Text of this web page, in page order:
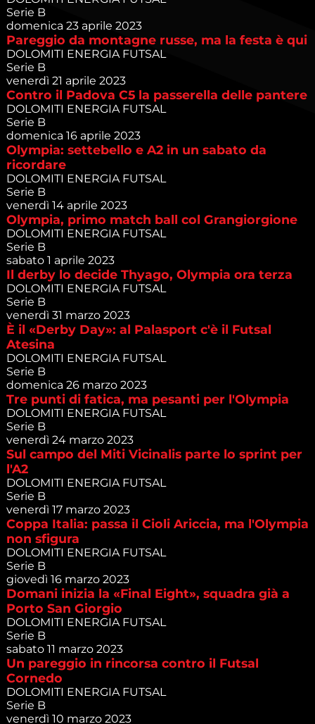
Serie B
domenica 23 aprile 2023
Pareggio da montagne russe, ma la festa è qui
DOLOMITI ENERGIA FUTSAL
Serie B
venerdì 21 aprile 2023
Contro il Padova C5 la passerella delle pantere
DOLOMITI ENERGIA FUTSAL
Serie B
domenica 16 aprile 2023
Olympia: settebello e A2 in un sabato da
ricordare
DOLOMITI ENERGIA FUTSAL
Serie B
venerdì 14 aprile 2023
Olympia, primo match ball col Grangiorgione
DOLOMITI ENERGIA FUTSAL
Serie B
sabato 1 aprile 2023
Il derby lo decide Thyago, Olympia ora terza
DOLOMITI ENERGIA FUTSAL
Serie B
venerdì 31 marzo 2023
È il «Derby Day»: al Palasport c'è il Futsal
Atesina
DOLOMITI ENERGIA FUTSAL
Serie B
domenica 26 marzo 2023
Tre punti di fatica, ma pesanti per l'Olympia
DOLOMITI ENERGIA FUTSAL
Serie B
venerdì 24 marzo 2023
Sul campo del Miti Vicinalis parte lo sprint per
l'A2
DOLOMITI ENERGIA FUTSAL
Serie B
venerdì 17 marzo 2023
Coppa Italia: passa il Cioli Ariccia, ma l'Olympia
non sfigura
DOLOMITI ENERGIA FUTSAL
Serie B
giovedì 16 marzo 2023
Domani inizia la «Final Eight», squadra già a
Porto San Giorgio
DOLOMITI ENERGIA FUTSAL
Serie B
sabato 11 marzo 2023
Un pareggio in rincorsa contro il Futsal
Cornedo
DOLOMITI ENERGIA FUTSAL
Serie B
venerdì 10 marzo 2023